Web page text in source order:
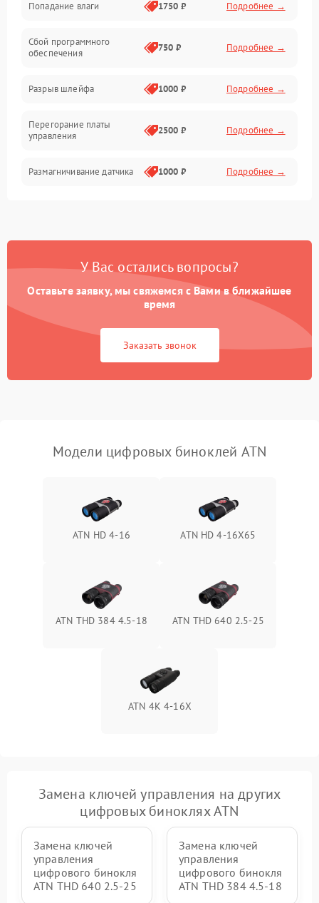
Управление
Электропитание
Попадание влаги 1750 ₽ Подробнее →
Сбой программного
обеспечения
750 ₽ Подробнее →
Разрыв шлейфа 1000 ₽ Подробнее →
Перегорание платы
управления
2500 ₽ Подробнее →
Размагничивание датчика 1000 ₽ Подробнее →
цветов дисплея
Подробнее →
коркое время
1000 ₽ Подробнее →
1500 ₽ Подробнее →
У Вас остались вопросы?
Оставьте заявку, мы свяжемся с Вами в ближайшее
время
Заказать звонок
Модели цифровых биноклей ATN
ATN HD 4-16 ATN HD 4-16X65
ATN THD 384 4.5-18 ATN THD 640 2.5-25
ATN 4K 4-16X
Замена ключей управления на других
цифровых биноклях ATN
Замена ключей
управления
цифрового бинокля
ATN THD 640 2.5-25
Замена ключей
управления
цифрового бинокля
ATN THD 384 4.5-18